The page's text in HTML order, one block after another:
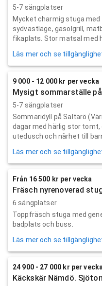
5-7 sängplatser
Mycket charmig stuga
sydvästläge, gasolgrill,
fikaplats. Stor matsal med
Läs mer och se
9 000 - 12 000 kr per vecka
Mysigt sommarställe
5-7 sängplatser
Sommaridyll på Saltarö
dagar med härlig stor
utedusch och närhet till
Läs mer och se
Från 16 500 kr per vecka
Fräsch nyrenoverad
6 sängplatser
Toppfräsch stuga med
badplats och buss.
Läs mer och se
24 900 - 27 000 kr per vecka
Käckskär Nämdö.